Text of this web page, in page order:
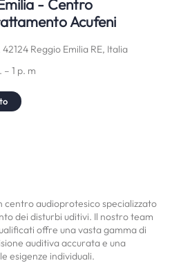
- Centro
Acufeni
Reggio Emilia RE, Italia
1 p. m
centro audioprotesico specializzato
dei disturbi uditivi. Il nostro team
offre una vasta gamma di
auditiva accurata e una
esigenze individuali.